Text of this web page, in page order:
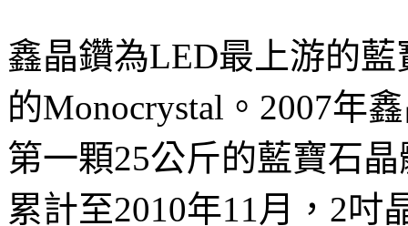
鑫晶鑽為LED最上游的
的Monocrystal。2007年
第一顆25公斤的藍寶石
累計至2010年11月，2吋